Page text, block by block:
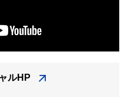
ルHP